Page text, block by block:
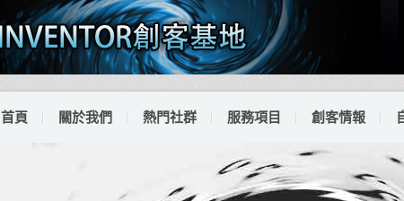
首頁 關於我們 熱門社群 服務項目 創客情報